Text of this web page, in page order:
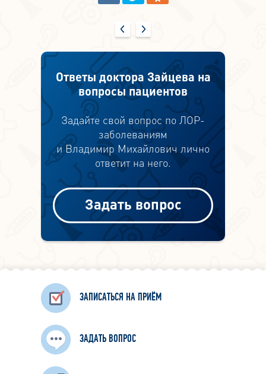
Ответы доктора Зайцева на
вопросы пациентов
Задайте свой вопрос по ЛОР-
заболеваниям
и Владимир Михайлович лично
ответит на него.
Задать вопрос
ЗАПИСАТЬСЯ НА ПРИЁМ
ЗАДАТЬ ВОПРОС